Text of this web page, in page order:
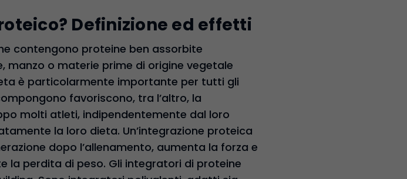
Definizione ed effetti
contengono proteine ben assorbite
manzo o materie prime di origine vegetale
è particolarmente importante per tutti gli
favoriscono, tra l’altro, la
molti atleti, indipendentemente dal loro
la loro dieta. Un’integrazione proteica
dopo l’allenamento, aumenta la forza e
la perdita di peso. Gli integratori di proteine